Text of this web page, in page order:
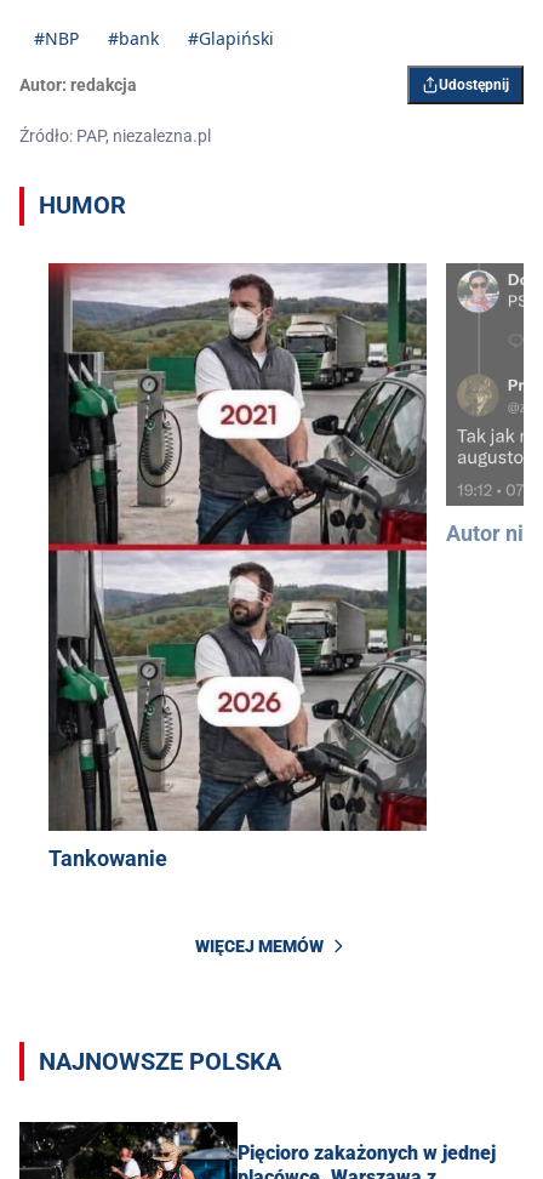
#NBP #bank #Glapiński
Autor: redakcja Udostępnij
Źródło: PAP, niezalezna.pl
HUMOR
Tankowanie
Autor
WIĘCEJ MEMÓW
NAJNOWSZE POLSKA
Pięcioro zakażonych w jednej